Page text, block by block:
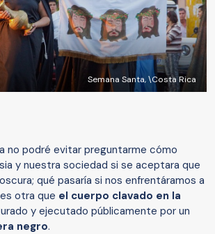
Semana Santa, \Costa Rica
no podré evitar preguntarme cómo
y nuestra sociedad si se aceptara que
qué pasaría si nos enfrentáramos a
otra que el cuerpo clavado en la
y ejecutado públicamente por un
negro.